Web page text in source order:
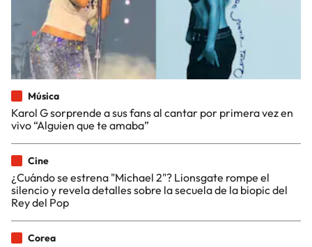
Música
Karol G sorprende a sus fans al cantar por primera vez en
vivo “Alguien que te amaba”
Cine
¿Cuándo se estrena "Michael 2"? Lionsgate rompe el
silencio y revela detalles sobre la secuela de la biopic del
Rey del Pop
Corea